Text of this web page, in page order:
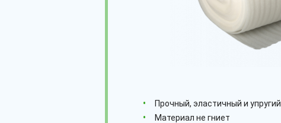
Прочный, эластичный и упругий
Материал не гниет